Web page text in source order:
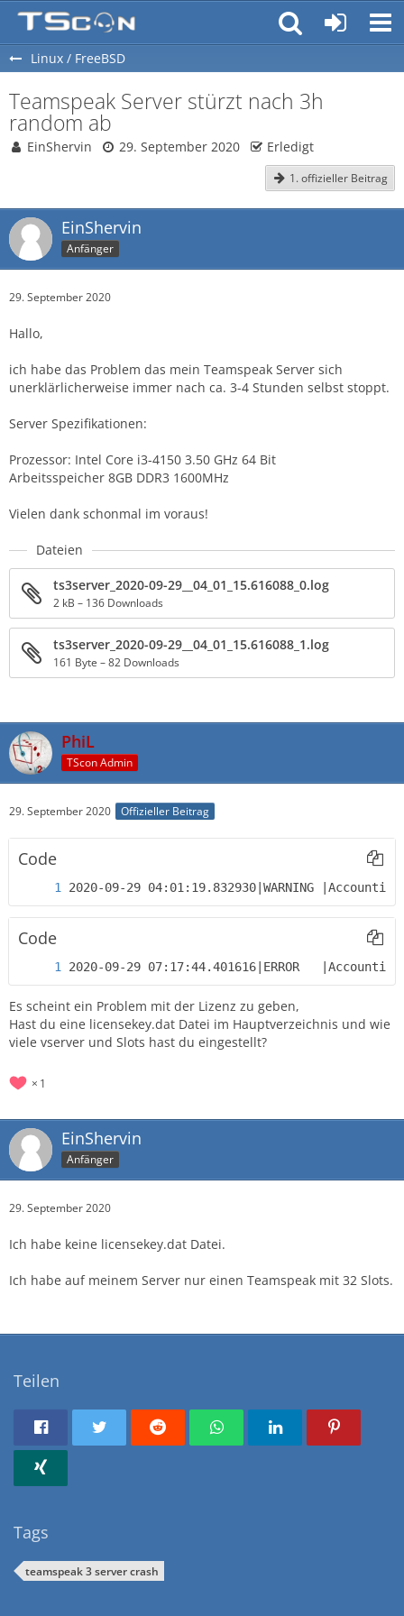
Linux / FreeBSD
Teamspeak Server stürzt nach 3h
random ab
EinShervin 29. September 2020 Erledigt
1. offizieller Beitrag
EinShervin
Anfänger
29. September 2020
Hallo,
ich habe das Problem das mein Teamspeak Server sich
unerklärlicherweise immer nach ca. 3-4 Stunden selbst stoppt.
Server Spezifikationen:
Prozessor: Intel Core i3-4150 3.50 GHz 64 Bit
Arbeitsspeicher 8GB DDR3 1600MHz
Vielen dank schonmal im voraus!
Dateien
ts3server_2020-09-29__04_01_15.616088_0.log
2 kB – 136 Downloads
ts3server_2020-09-29__04_01_15.616088_1.log
161 Byte – 82 Downloads
PhiL
TScon Admin
29. September 2020 Offizieller Beitrag
Code
2020-09-29 04:01:19.832930|WARNING
Code
2020-09-29 07:17:44.401616|ERROR
Es scheint ein Problem mit der Lizenz zu geben,
Hast du eine licensekey.dat Datei im Hauptverzeichnis und wie
viele vserver und Slots hast du eingestellt?
1
EinShervin
Anfänger
29. September 2020
Ich habe keine licensekey.dat Datei.
Ich habe auf meinem Server nur einen Teamspeak mit 32 Slots.
Teilen
Tags
teamspeak 3 server crash